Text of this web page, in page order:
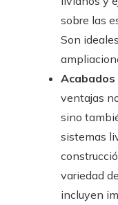
sobre las
Son
ventajas
sino
sistemas
variedad
incluyen